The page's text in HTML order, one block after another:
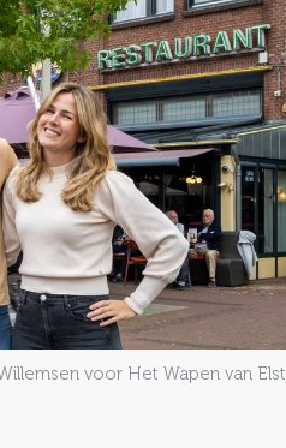
voor Het Wapen van Elst